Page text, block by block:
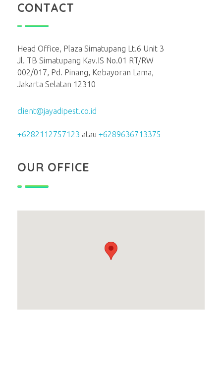
CONTACT
Head Office, Plaza Simatupang Lt.6 Unit 3
Jl. TB Simatupang Kav.IS No.01 RT/RW
002/017, Pd. Pinang, Kebayoran Lama,
Jakarta Selatan 12310
client@jayadipest.co.id
+6282112757123 atau +6289636713375
OUR OFFICE